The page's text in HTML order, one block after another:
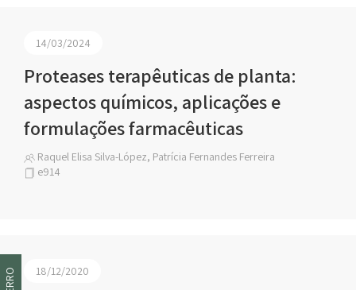
14/03/2024
Proteases terapêuticas de planta:
aspectos químicos, aplicações e
formulações farmacêuticas
Raquel Elisa Silva-López, Patrícia Fernandes Ferreira
e914
18/12/2020